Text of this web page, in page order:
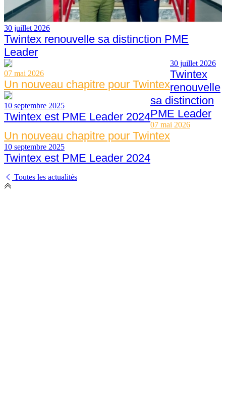
30 juillet 2026
Twintex renouvelle sa distinction PME
Leader
07 mai 2026
Un nouveau chapitre pour Twintex
10 septembre 2025
Twintex est PME Leader 2024
30 juillet 2026
Twintex
renouvelle
sa distinction
PME Leader
07 mai 2026
Un nouveau chapitre pour Twintex
10 septembre 2025
Twintex est PME Leader 2024
Toutes les actualités